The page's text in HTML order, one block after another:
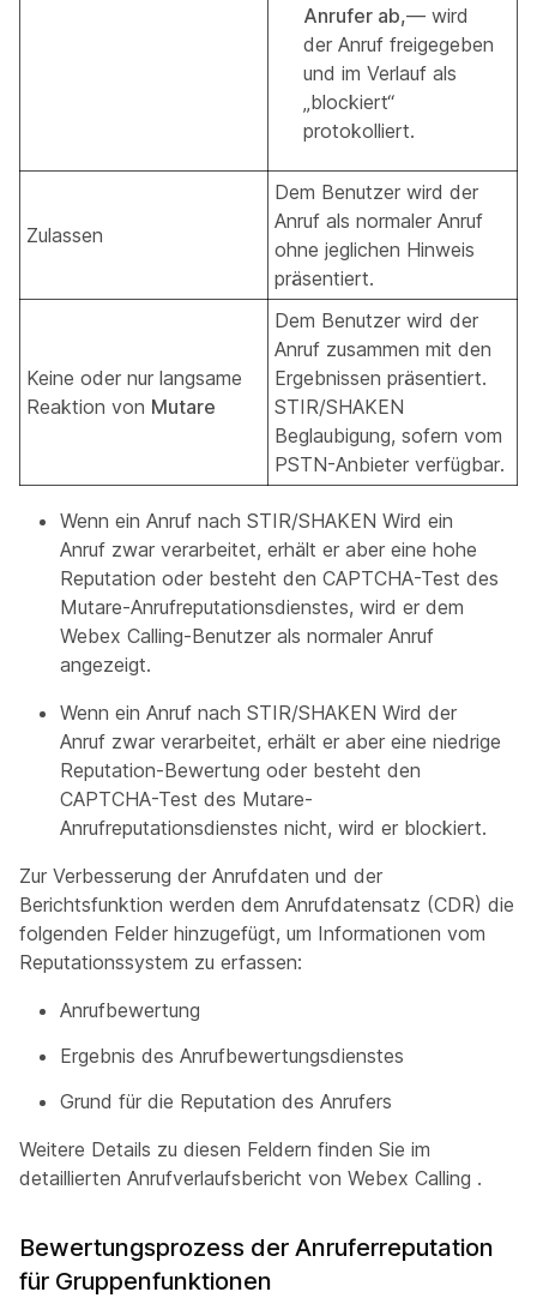
Anrufer ab,— wird
der Anruf freigegeben
und im Verlauf als
„blockiert“
protokolliert.
Zulassen
Dem Benutzer wird der
Anruf als normaler Anruf
ohne jeglichen Hinweis
präsentiert.
Keine oder nur langsame
Reaktion von Mutare
Dem Benutzer wird der
Anruf zusammen mit den
Ergebnissen präsentiert.
STIR/SHAKEN
Beglaubigung, sofern vom
PSTN-Anbieter verfügbar.
Wenn ein Anruf nach STIR/SHAKEN Wird ein
Anruf zwar verarbeitet, erhält er aber eine hohe
Reputation oder besteht den CAPTCHA-Test des
Mutare-Anrufreputationsdienstes, wird er dem
Webex Calling-Benutzer als normaler Anruf
angezeigt.
Wenn ein Anruf nach STIR/SHAKEN Wird der
Anruf zwar verarbeitet, erhält er aber eine niedrige
Reputation-Bewertung oder besteht den
CAPTCHA-Test des Mutare-
Anrufreputationsdienstes nicht, wird er blockiert.
Zur Verbesserung der Anrufdaten und der
Berichtsfunktion werden dem Anrufdatensatz (CDR) die
folgenden Felder hinzugefügt, um Informationen vom
Reputationssystem zu erfassen:
Anrufbewertung
Ergebnis des Anrufbewertungsdienstes
Grund für die Reputation des Anrufers
Weitere Details zu diesen Feldern finden Sie im
detaillierten Anrufverlaufsbericht von Webex Calling .
Bewertungsprozess der Anruferreputation
für Gruppenfunktionen